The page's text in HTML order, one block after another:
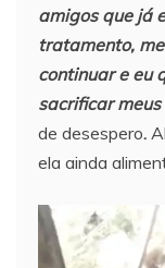
amigos que já
tratamento,
continuar e eu
sacrificar meus
de desespero.
ela ainda